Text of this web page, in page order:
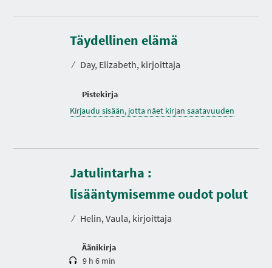
Täydellinen elämä
⁄ Day, Elizabeth, kirjoittaja
Pistekirja
Kirjaudu sisään, jotta näet kirjan saatavuuden
Jatulintarha :
lisääntymisemme oudot polut
⁄ Helin, Vaula, kirjoittaja
Äänikirja
K
e
s
t
9 h 6 min